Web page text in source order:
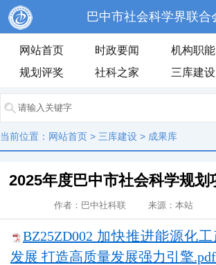
巴中市社会科学界联合
网站首页 时政要闻 机构职能
规划评奖
社科之家 三库建设
当前位置： 网站首页 > 三库建设 > 成果库
2025年度巴中市社会科学规划
作者：巴中社科联 来源：本站
BZ25ZD002 加快推进能源化
发展 打造高质量发展强力引擎.pdf